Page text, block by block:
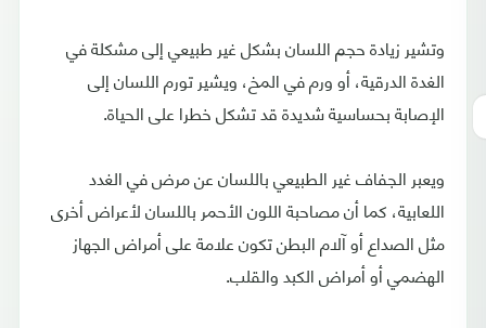
وتشير زيادة حجم اللسان بشكل غير طبيعي إلى مشكلة في
الغدة الدرقية، أو ورم في المخ، ويشير تورم اللسان إلى
الإصابة بحساسية شديدة قد تشكل خطرا على الحياة.
ويعبر الجفاف غير الطبيعي باللسان عن مرض في الغدد
اللعابية، كما أن مصاحبة اللون الأحمر باللسان لأعراض أخرى
مثل الصداع أو آلام البطن تكون علامة على أمراض الجهاز
الهضمي أو أمراض الكبد والقلب.